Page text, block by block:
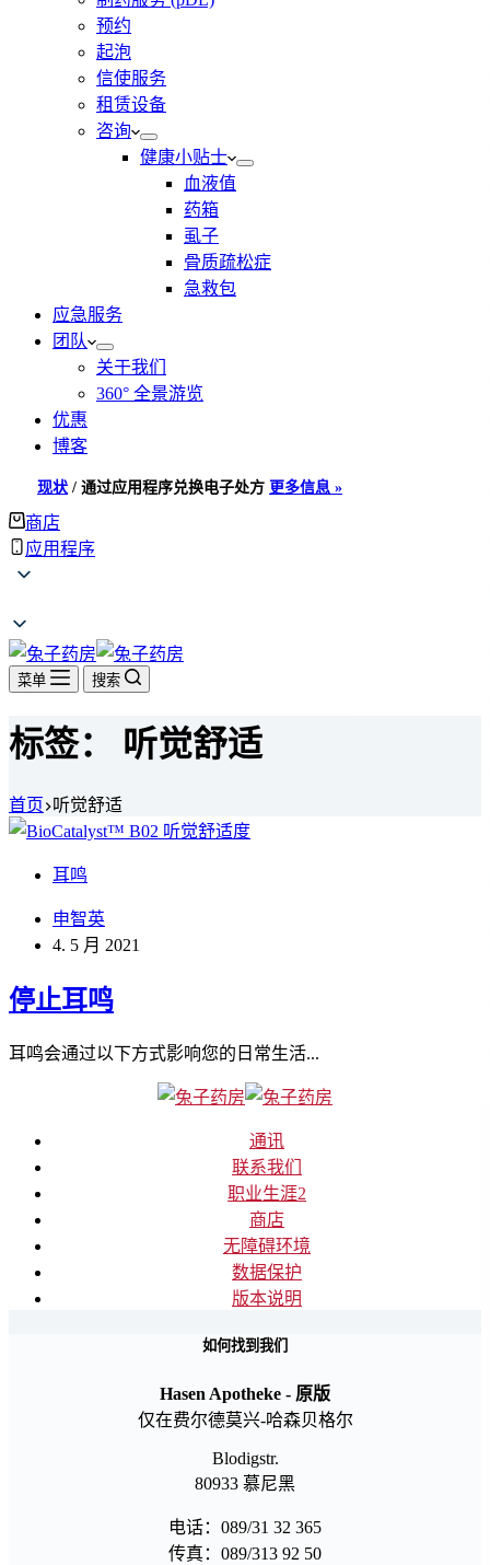
预约
起泡
信使服务
租赁设备
咨询
健康小贴士
血液值
药箱
虱子
骨质疏松症
急救包
应急服务
团队
关于我们
360° 全景游览
优惠
博客
现状 / 通过应用程序兑换电子处方 更多信息 »
商店
应用程序
菜单 搜索
标签： 听觉舒适
首页 听觉舒适
耳鸣
申智英
4. 5 月 2021
停止耳鸣
耳鸣会通过以下方式影响您的日常生活...
通讯
联系我们
职业生涯2
商店
无障碍环境
数据保护
版本说明
如何找到我们
Hasen Apotheke - 原版
仅在费尔德莫兴-哈森贝格尔
Blodigstr.
80933 慕尼黑
电话：089/31 32 365
传真：089/313 92 50